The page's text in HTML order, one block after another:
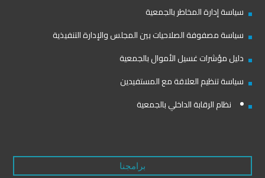
سياسة إدارة المخاطر بالجمعية
سياسة مصفوفة الصلاحيات بين المجلس والإدارة التنفيذية
دليل مؤشرات غسيل الأموال بالجمعية
سياسة تنظيم العلاقة مع المستفيدين
نظام الرقابة الداخلي بالجمعية
برامجنا